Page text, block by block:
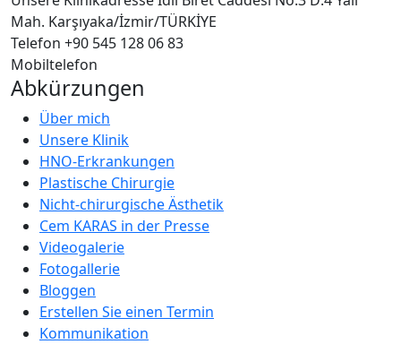
Mah. Karşıyaka/İzmir/TÜRKİYE
Telefon +90 545 128 06 83
Mobiltelefon
Abkürzungen
Über mich
Unsere Klinik
HNO-Erkrankungen
Plastische Chirurgie
Nicht-chirurgische Ästhetik
Cem KARAS in der Presse
Videogalerie
Fotogallerie
Bloggen
Erstellen Sie einen Termin
Kommunikation